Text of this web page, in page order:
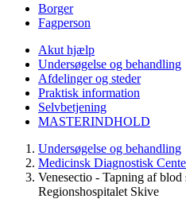
Borger
Fagperson
Akut hjælp
Undersøgelse og behandling
Afdelinger og steder
Praktisk information
Selvbetjening
MASTERINDHOLD
Undersøgelse og behandling
Medicinsk Diagnostisk
Venesectio - Tapning af
Regionshospitalet Skive